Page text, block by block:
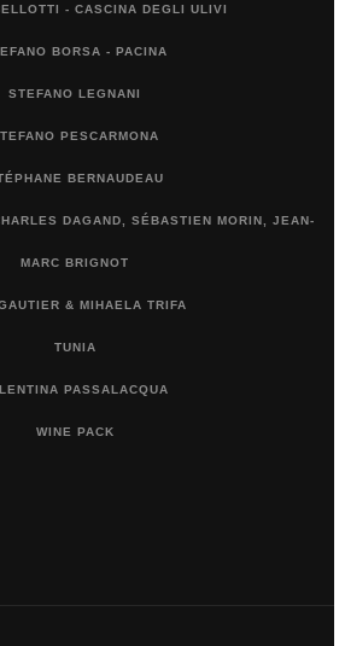
- CASCINA DEGLI ULIVI
BORSA - PACINA
STEFANO LEGNANI
PESCARMONA
BERNAUDEAU
DAGAND, SÉBASTIEN MORIN, JEAN-
MARC BRIGNOT
& MIHAELA TRIFA
TUNIA
PASSALACQUA
WINE PACK